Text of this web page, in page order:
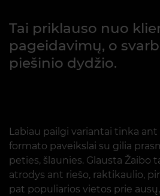
Tai priklauso nuo
pageidavimų, o
piešinio dydžio.
Labiau pailgi variantai tinka ant
formato paveikslai su gilia
peties, šlaunies. Glausta Žaibo
atrodys ant riešo, raktikaulio,
pat populiarios vietos prie